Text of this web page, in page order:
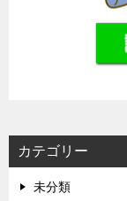
カテゴリー
未分類